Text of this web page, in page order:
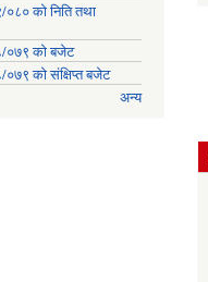
०८० को निति तथा
०७९ को बजेट
०७९ को संक्षिप्त बजेट
अन्य